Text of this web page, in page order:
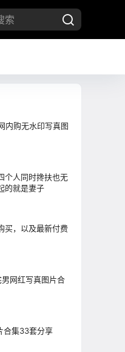
内购无水印写真图
个人同时搀扶也无
的就是妻子
买，以及最新付费
合集33套分享